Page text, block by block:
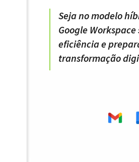
Seja no modelo
Google
eficiência e
transformação